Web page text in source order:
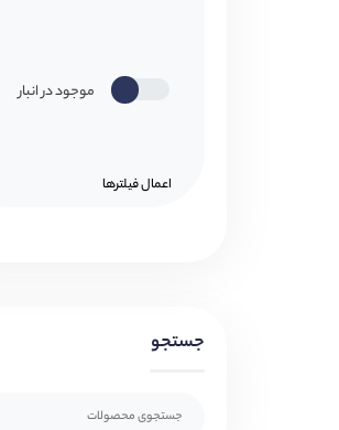
موجود در انبار
اعمال فیلتر‌ها
جستجو